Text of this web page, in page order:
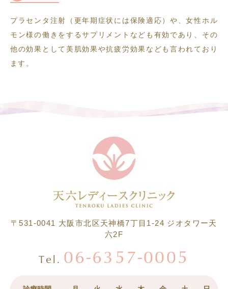
プラセンタ注射（更年期症状には保険適応）や、女性ホル
モン様の働きをするサプリメントなども有効であり、その
他の効果として美肌効果や抗疲労効果なども言われており
ます。
〒531-0041 大阪市北区天神橋7丁目1-24 ジオタワー天
六2F
Tel. 06-6357-0005